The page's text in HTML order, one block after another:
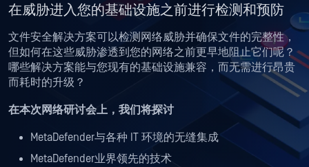
在威胁进入您的基础设施之前进行检测和预防
文件安全解决方案可以检测网络威胁并确保文件的完整性，
但如何在这些威胁渗透到您的网络之前更早地阻止它们呢？
哪些解决方案能与您现有的基础设施兼容，而无需进行昂贵
而耗时的升级？
在本次网络研讨会上，我们将探讨
MetaDefender与各种 IT 环境的无缝集成
MetaDefender业界领先的技术